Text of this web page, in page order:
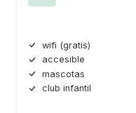
wifi (gratis)
accesible
mascotas
club infantil